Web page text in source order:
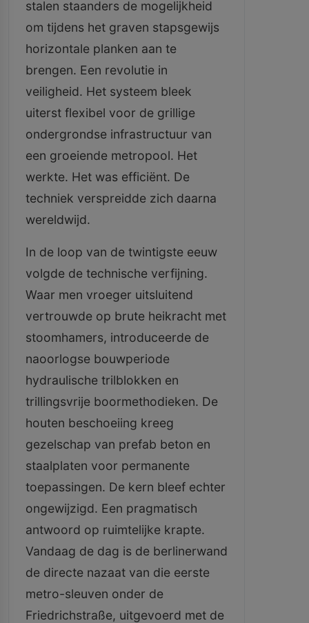
stalen staanders de mogelijkheid
om tijdens het graven stapsgewijs
horizontale planken aan te
brengen. Een revolutie in
veiligheid. Het systeem bleek
uiterst flexibel voor de grillige
ondergrondse infrastructuur van
een groeiende metropool. Het
werkte. Het was efficiënt. De
techniek verspreidde zich daarna
wereldwijd.
In de loop van de twintigste eeuw
volgde de technische verfijning.
Waar men vroeger uitsluitend
vertrouwde op brute heikracht met
stoomhamers, introduceerde de
naoorlogse bouwperiode
hydraulische trilblokken en
trillingsvrije boormethodieken. De
houten beschoeiing kreeg
gezelschap van prefab beton en
staalplaten voor permanente
toepassingen. De kern bleef echter
ongewijzigd. Een pragmatisch
antwoord op ruimtelijke krapte.
Vandaag de dag is de berlinerwand
de directe nazaat van die eerste
metro-sleuven onder de
Friedrichstraße, uitgevoerd met de